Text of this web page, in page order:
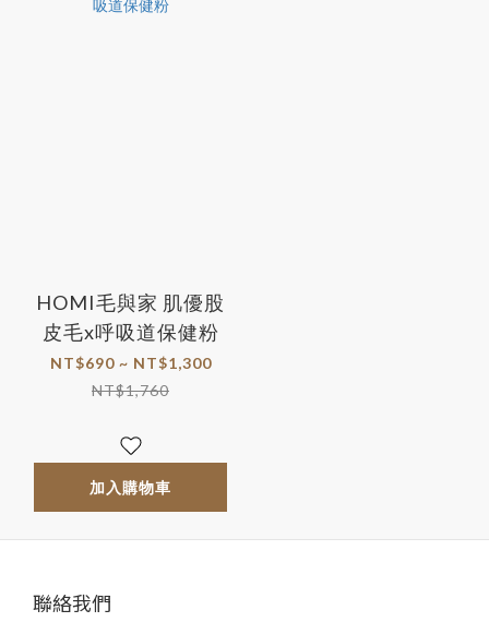
HOMI毛與家 肌優股
皮毛x呼吸道保健粉
NT$690 ~ NT$1,300
NT$1,760
加入購物車
聯絡我們